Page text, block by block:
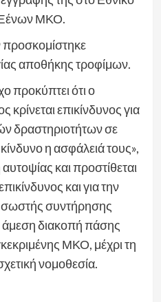
Ξένων ΜΚΟ.
προσκομίστηκε
αποθήκης τροφίμων.
προκύπτει ότι ο
επικίνδυνος για
δραστηριοτήτων σε
η ασφάλειά τους»,
και προστίθεται
και για την
συντήρησης
άμεση διακοπή πάσης
ΜΚΟ, μέχρι τη
νομοθεσία.